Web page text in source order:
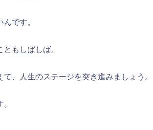
です。
もしばしば。
、人生のステージを突き進みましょう。